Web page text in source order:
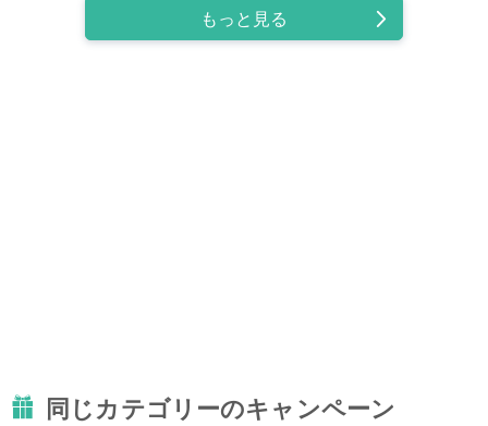
もっと見る
同じカテゴリーのキャンペーン